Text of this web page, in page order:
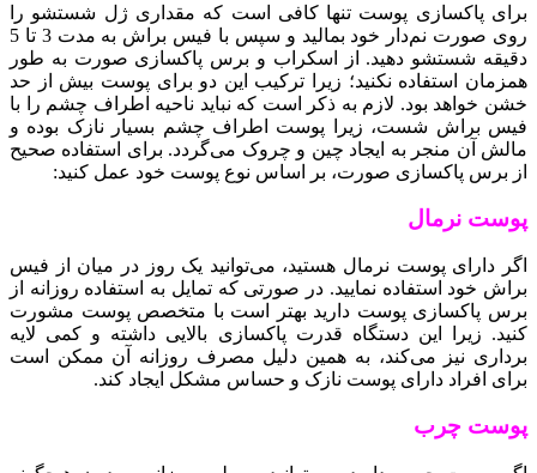
برای پاکسازی پوست تنها کافی است که مقداری ژل شستشو را
روی صورت نم‌دار خود بمالید و سپس با فیس براش به مدت 3 تا 5
دقیقه شستشو دهید. از اسکراب‌ و برس پاکسازی صورت به طور
همزمان استفاده نکنید؛ زیرا ترکیب این دو برای پوست بیش از حد
خشن خواهد بود. لازم به ذکر است که نباید ناحیه اطراف چشم را با
فیس براش شست، زیرا پوست اطراف چشم بسیار نازک بوده و
مالش آن منجر به ایجاد چین و چروک می‌گردد. برای استفاده صحیح
از برس پاکسازی صورت، بر اساس نوع پوست خود عمل کنید:
پوست نرمال
اگر دارای پوست نرمال هستید، می‌توانید یک روز در میان از فیس
براش خود استفاده نمایید. در صورتی که تمایل به استفاده روزانه از
برس پاکسازی پوست دارید بهتر است با متخصص پوست مشورت
کنید. زیرا این دستگاه قدرت پاکسازی بالایی داشته و کمی لایه
برداری نیز می‌کند، به همین دلیل مصرف روزانه آن ممکن است
برای افراد دارای پوست نازک و حساس مشکل ایجاد کند.
پوست چرب